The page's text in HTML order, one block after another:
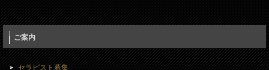
ご案内
セラピスト募集